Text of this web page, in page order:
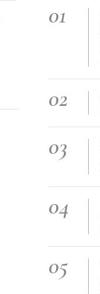
01
02
03
04
05